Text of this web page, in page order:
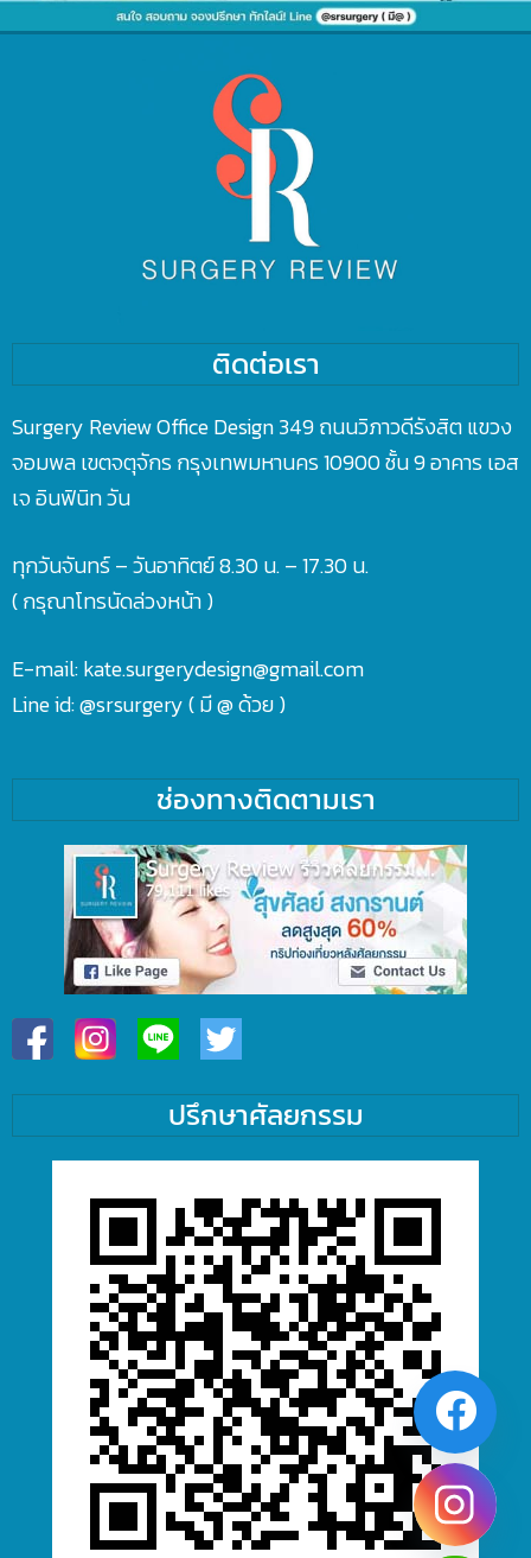
ติดต่อเรา
Surgery Review Office Design 349 ถนนวิภาวดีรังสิต แขวง
จอมพล เขตจตุจักร กรุงเทพมหานคร 10900 ชั้น 9 อาคาร เอส
เจ อินฟินิท วัน
ทุกวันจันทร์ – วันอาทิตย์ 8.30 น. – 17.30 น.
( กรุณาโทรนัดล่วงหน้า )
E-mail: kate.surgerydesign@gmail.com
Line id:@srsurgery( มี @ ด้วย )
ช่องทางติดตามเรา
ปรึกษาศัลยกรรม